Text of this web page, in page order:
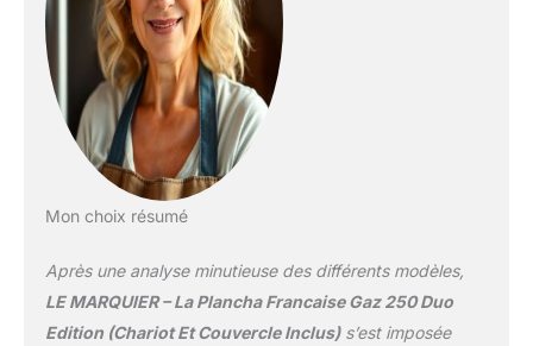
Les brûleurs inox
trompettes, le piezzo
mécanique et les
boutons antidérapants
facilitent l'allumage.</p>
<p>GARANTIE À VIE :
sont équipées d'une
et de brûleurs garantis à
vie, pour que votre
Mon choix résumé
Après une analyse minutieuse des différents modèles,
LE MARQUIER – La Plancha Francaise Gaz 250 Duo
Edition (Chariot Et Couvercle Inclus)s’est imposée